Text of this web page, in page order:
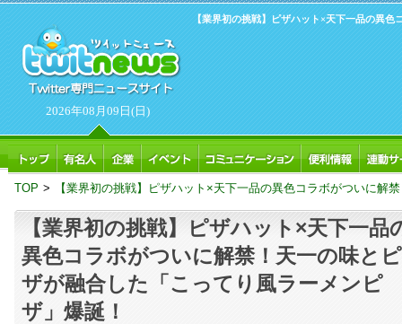
2026年08月09日(日)
【業界初の挑戦】ピザハット×天下一品の異
TOP > 【業界初の挑戦】ピザハット×天下一品の異色コラボがついに解
【業界初の挑戦】ピザハット×天下一品
異色コラボがついに解禁！天一の味とピ
ザが融合した「こってり風ラーメンピ
ザ」爆誕！